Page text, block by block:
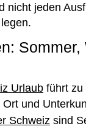
nicht jeden
Sommer,
Urlaub führt zu
und
Schweiz sind